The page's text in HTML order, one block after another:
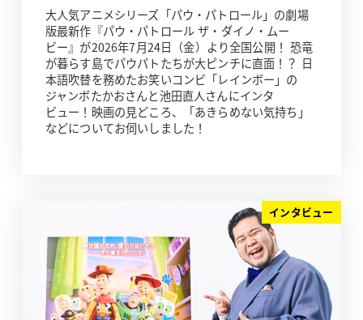
大人気アニメシリーズ「パウ・パトロール」の劇場
版最新作『パウ・パトロール ザ・ダイノ・ムー
ビー』が2026年7月24日（金）より全国公開！ 恐竜
が暮らす島でパウパトたちが大ピンチに直面！？ 日
本語吹替を務めたお笑いコンビ「レインボー」の
ジャンボたかおさんと池田直人さんにインタ
ビュー！映画の見どころ、「あきらめない気持ち」
などについてお伺いしました！
インタビュー